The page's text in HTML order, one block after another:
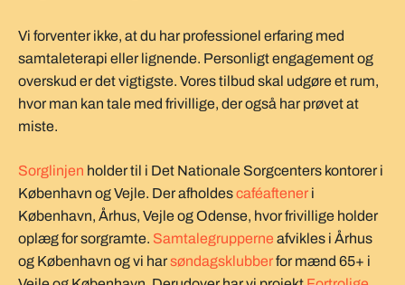
Vi forventer ikke, at du har professionel erfaring med
samtaleterapi eller lignende. Personligt engagement og
overskud er det vigtigste. Vores tilbud skal udgøre et rum,
hvor man kan tale med frivillige, der også har prøvet at
miste.
Sorglinjen holder til i Det Nationale Sorgcenters kontorer i
København og Vejle. Der afholdescaféaftener i
København, Århus, Vejle og Odense, hvor frivillige holder
oplæg for sorgramte. Samtalegrupperne afvikles i Århus
og København og vi harsøndagsklubberfor mænd 65+ i